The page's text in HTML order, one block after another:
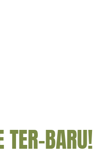
TER-BARU!